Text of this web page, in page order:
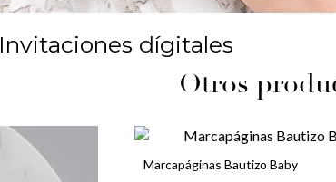
Invitaciones dígitales
Otros
Marcapáginas Bautizo Baby